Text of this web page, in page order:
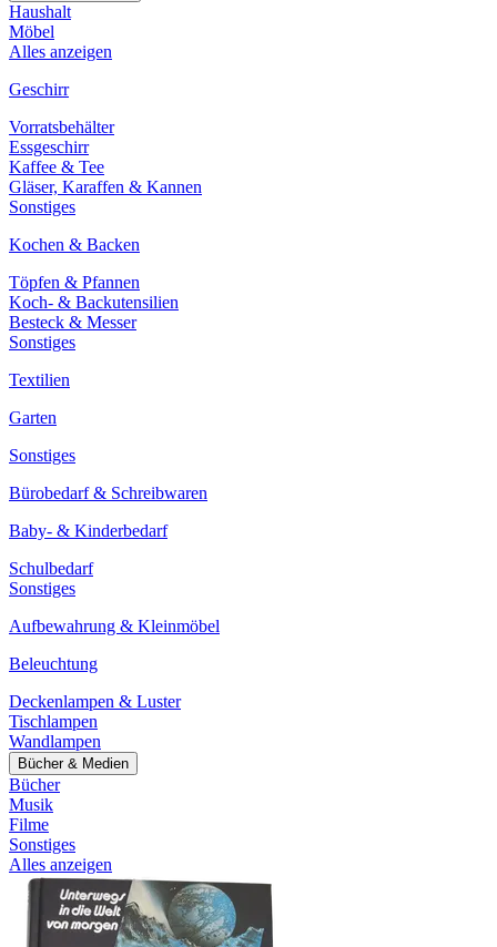
Haushalt
Möbel
Alles anzeigen
Geschirr
Vorratsbehälter
Essgeschirr
Kaffee & Tee
Gläser, Karaffen & Kannen
Sonstiges
Kochen & Backen
Töpfen & Pfannen
Koch- & Backutensilien
Besteck & Messer
Sonstiges
Textilien
Garten
Sonstiges
Bürobedarf & Schreibwaren
Baby- & Kinderbedarf
Schulbedarf
Sonstiges
Aufbewahrung & Kleinmöbel
Beleuchtung
Deckenlampen & Luster
Tischlampen
Wandlampen
Bücher & Medien
Bücher
Musik
Filme
Sonstiges
Alles anzeigen